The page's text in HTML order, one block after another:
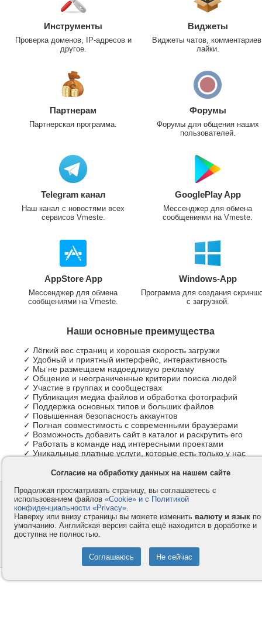
Инструменты
Проверка доменов, IP-адресов и
другое.
Виджеты
Виджеты чатов,
лайки.
Партнерам
Партнерская программа.
Форумы
Форумы для общения наших
пользователей.
Telegram канал
Наш канал с новостями всех
сервисов Vmeste.
GooglePlay App
Мессенджер для обмена
сообщениями на Vmeste.
AppStore App
Мессенджер для обмена
сообщениями на Vmeste.
Windows-App
Программа для создания
с загрузкой.
Наши основные преимущества
✓ Лёгкий вес страниц и хорошая скорость загрузки
✓ Удобный и приятный интерфейс, интерактивность
✓ Мы не размещаем надоедливую рекламу
✓ Общение и неограниченные критерии поиска людей
✓ Участие в группах и сообществах
✓ Публикация медиа файлов и обработка фотографий
✓ Поддержка основных типов и больших файлов
✓ Повышенная безопасность аккаунтов
✓ Полная совместимость с современными браузерами
✓ Возможность добавить сайт в каталог и раскрутить его
✓ Работать в команде над интересными проектами
✓ Уникальные платные услуги, которые есть только у нас
Контакты
Компания
Privacy и Cookie
Услуги
Как оплатить
Помощь
© 2008-2026
- Все права защищены.
Согласие на обработку данных на нашем сайте
Продолжая просматривать страницу, вы соглашаетесь с
использованием файлов «Cookie» и с Политикой
конфиденциальности «Privacy».
Наверху или внизу страницы вы можете изменить валюту и язык по
умолчанию. Английская версия сайта ещё находится в доработке и
доступна не полностью.